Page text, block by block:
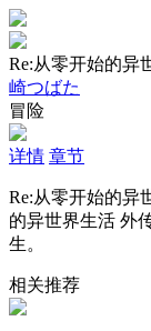
Re:从零开始的异
崎つばた
冒险
详情 章节
Re:从零开始的异
的异世界生活 外
生。
相关推荐